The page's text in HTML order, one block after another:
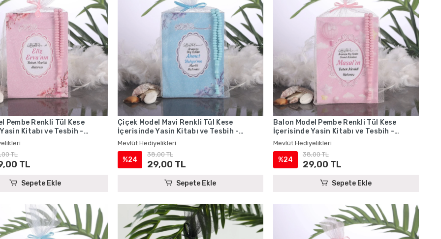
Pembe Renkli Tül Kese
Kitabı ve Tesbih -
TL
TL
Sepete Ekle
Çiçek Model Mavi Renkli Tül Kese
İçerisinde Yasin Kitabı ve Tesbih -
Mevlüt Hediyelikleri
Mevlüt Hediyelikleri
%24
38,00 TL
29,00 TL
Sepete Ekle
Balon Model Pembe Renkli Tül Kese
İçerisinde Yasin Kitabı ve Tesbih -
Mevlüt Hediyelikleri
Mevlüt Hediyelikleri
%24
38,00 TL
29,00 TL
Sepete Ekle